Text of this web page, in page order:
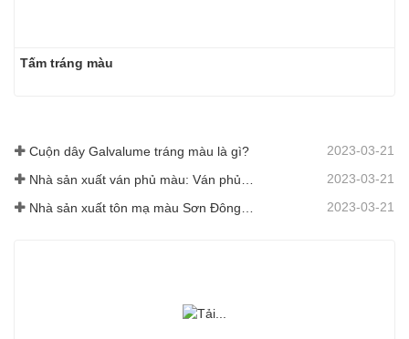
Tấm tráng màu
Cuộn dây Galvalume tráng màu là gì? 2023-03-21
2023-03-21
Nhà sản xuất tôn mạ màu Sơn Đông sẽ đưa ra lời giải thích về phần mềm của mình thay đổi cho bạn 2023-03-21